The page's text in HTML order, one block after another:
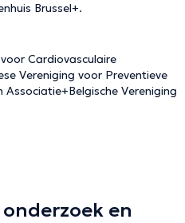
Brussel+.
Cardiovasculaire
Vereniging voor Preventieve
Vereniging
en